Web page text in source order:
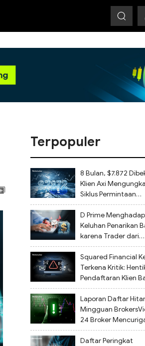
Terpopuler
8 Bulan, $7.872
Klien Axi
Siklus Permintaan
Dokumen Tanpa
Tidak Ada Penarikan
D Prime
Keluhan Penarikan
karena Trader dari
Berbagai Negara
Melaporkan Dana
Squared Financial
Terkena Kritik:
Pendaftaran Klien
Penarikan Dana
Laporan Daftar
Mingguan
24 Broker
Ditandai dari 27 Juli
hingga 2 Agustus
Daftar Peringkat